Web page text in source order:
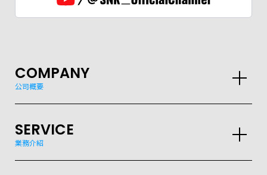
JPN ENG 한글 繁体 簡体
COMPANY
公司概要
SERVICE
業務介紹